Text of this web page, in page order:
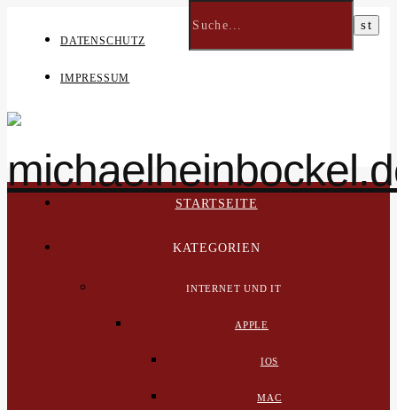
DATENSCHUTZ
IMPRESSUM
STARTSEITE
KATEGORIEN
INTERNET UND IT
APPLE
IOS
MAC